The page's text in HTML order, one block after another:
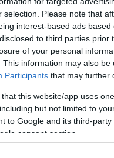
selection. Please note that
interest-based ads
to third parties
of your personal
This information may also
Participants that may further
that this website/app uses
but not limited to
to Google and its third-
consent section.